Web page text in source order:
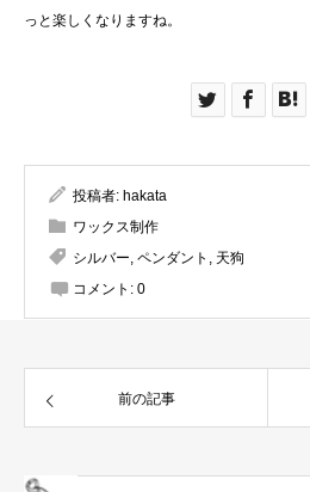
っと楽しくなりますね。
投稿者: hakata
ワックス制作
シルバー, ペンダント , 天狗
コメント: 0
前の記事